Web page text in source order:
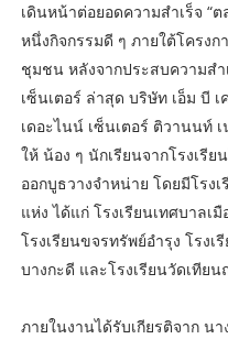
เดินหน้าต่อยอดความสำเร็จ “
หนึ่งกิจกรรมดี ๆ ภายใต้โครงก
ชุมชน หลังจากประสบความสำ
เซ็นเตอร์ ล่าสุด บริษัท เอ็ม บี
เดอะไนน์ เซ็นเตอร์ ติวานนท์
ให้ น้อง ๆ นักเรียนจากโรงเรี
ออกบูธวางจำหน่าย โดยมีโรง
แห่ง ได้แก่ โรงเรียนเทศบาลเ
โรงเรียนขจรทรัพย์อำรุง โรง
บางกะดี และโรงเรียนวัดเทียน
ภายในงานได้รับเกียรติจาก น